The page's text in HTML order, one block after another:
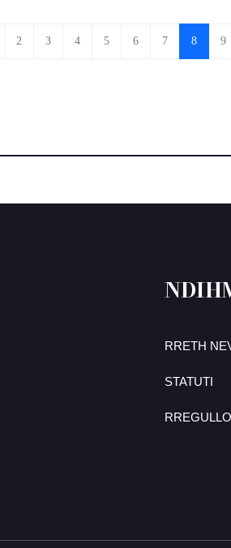
2 3 4 5 6 7 8 9
RRETH
STATUTI